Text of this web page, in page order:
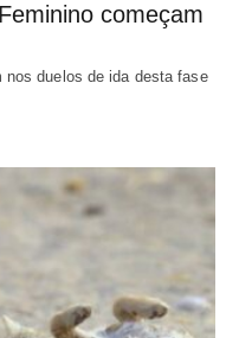
começam
duelos de ida desta fase